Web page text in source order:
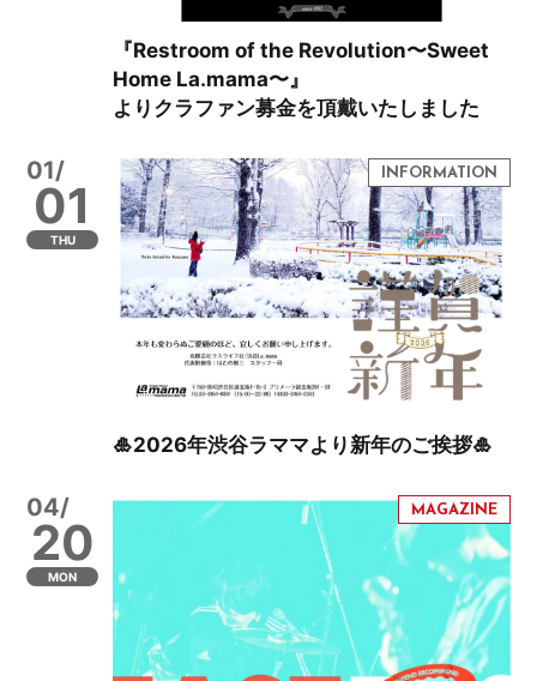
『Restroom of the Revolution〜Sweet
Home La.mama〜』
よりクラファン募金を頂戴いたしました
01/
01
THU
🎍2026年渋谷ラママより新年のご挨拶🎍
04/
20
MON